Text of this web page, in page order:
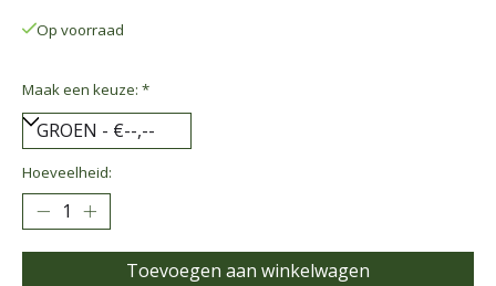
Op voorraad
Maak een keuze: *
Hoeveelheid:
Toevoegen aan winkelwagen